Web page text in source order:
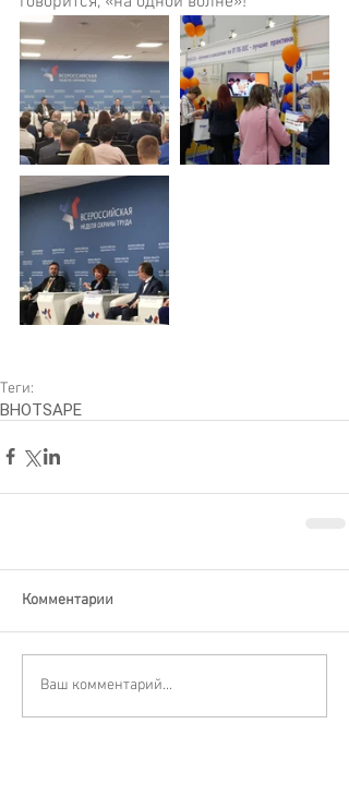
Теги:
ВНОТSAPE
Комментарии
Ваш комментарий...